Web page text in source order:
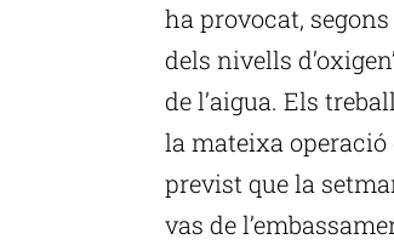
ha provocat,
dels nivells
de l’aigua. Els
la mateixa operació
previst que la
vas de